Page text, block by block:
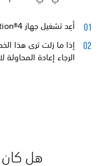
أعِد تشغيل جهاز PlayStation®4 الخاص بك.
إذا ما زلت ترى هذا
الرجاء إعادة المحاولة
هل كان